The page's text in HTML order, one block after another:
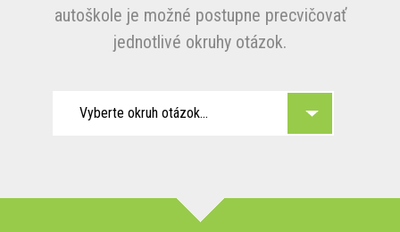
autoškole je možné postupne precvičovať
jednotlivé okruhy otázok.
Vyberte okruh otázok...